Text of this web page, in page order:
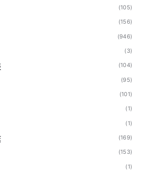
(105)
(156)
(946)
(3)
(104)
(95)
(101)
(1)
(1)
(169)
(153)
(1)